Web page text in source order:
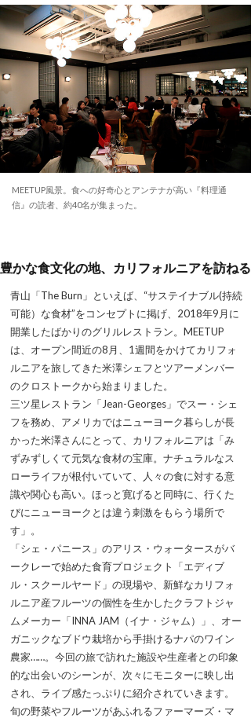
MEETUP風景。食への好奇心とアンテナが高い『料理通
信』の読者、約40名が集まった。
豊かな食文化の地、カリフォルニアを訪ねる
青山「The Burn」といえば、“サステイナブル(持続
可能）な食材”をコンセプトに掲げ、2018年9月に
開業したばかりのグリルレストラン。MEETUP
は、オープン間近の8月、1週間をかけてカリフォ
ルニアを旅してきた米澤シェフとツアーメンバー
のクロストークから始まりました。
三ツ星レストラン「Jean-Georges」でスー・シェ
フを務め、アメリカではニューヨーク暮らしが長
かった米澤さんにとって、カリフォルニアは「み
ずみずしくて元気な食材の宝庫。ナチュラルなス
ローライフが根付いていて、人々の食に対する意
識や関心も高い。ほっと寛げると同時に、行くた
びにニューヨークとは違う刺激をもらう場所で
す」。
「シェ・パニース」のアリス・ウォータースがバ
ークレーで始めた食育プロジェクト「エディブ
ル・スクールヤード」の現場や、新鮮なカリフォ
ルニア産フルーツの個性を生かしたクラフトジャ
ムメーカー「INNA JAM（イナ・ジャム）」、オー
ガニックなブドウ栽培から手掛けるナパのワイン
農家……。今回の旅で訪れた施設や生産者との印象
的な出会いのシーンが、次々にモニターに映し出
され、ライブ感たっぷりに紹介されていきます。
旬の野菜やフルーツがあふれるファーマーズ・マ